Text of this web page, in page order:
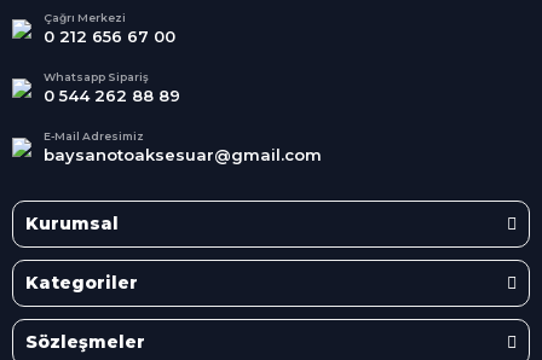
Tüm Kredi Kartlarına taksit
seçenekleri
Çağrı Merkezi
0 212 656 67 00
Whatsapp Sipariş
0 544 262 88 89
E-Mail Adresimiz
baysanotoaksesuar@gmail.com
Kurumsal
Kategoriler
Sözleşmeler